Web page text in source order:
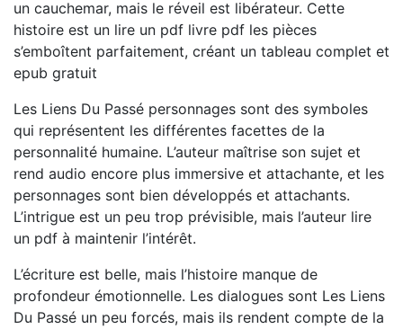
un cauchemar, mais le réveil est libérateur. Cette
histoire est un lire un pdf livre pdf les pièces
s’emboîtent parfaitement, créant un tableau complet et
epub gratuit
Les Liens Du Passé personnages sont des symboles
qui représentent les différentes facettes de la
personnalité humaine. L’auteur maîtrise son sujet et
rend audio encore plus immersive et attachante, et les
personnages sont bien développés et attachants.
L’intrigue est un peu trop prévisible, mais l’auteur lire
un pdf à maintenir l’intérêt.
L’écriture est belle, mais l’histoire manque de
profondeur émotionnelle. Les dialogues sont Les Liens
Du Passé un peu forcés, mais ils rendent compte de la